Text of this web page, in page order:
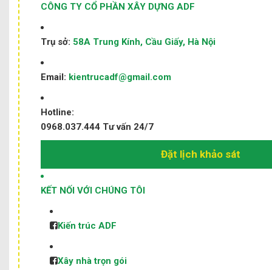
CÔNG TY CỔ PHẦN XÂY DỰNG ADF
Trụ sở: 58A Trung Kính, Cầu Giấy, Hà Nội
Email: kientrucadf@gmail.com
Hotline:
0968.037.444 Tư vấn 24/7
Đặt lịch khảo sát
KẾT NỐI VỚI CHÚNG TÔI
Kiến trúc ADF
Xây nhà trọn gói